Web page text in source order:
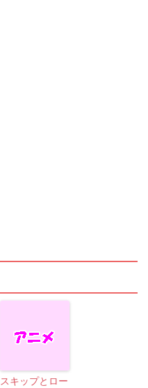
スキップとロー